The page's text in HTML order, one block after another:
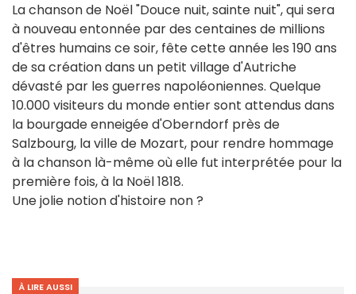
La chanson de Noël "Douce nuit, sainte nuit", qui sera
à nouveau entonnée par des centaines de millions
d'êtres humains ce soir, fête cette année les 190 ans
de sa création dans un petit village d'Autriche
dévasté par les guerres napoléoniennes. Quelque
10.000 visiteurs du monde entier sont attendus dans
la bourgade enneigée d'Oberndorf près de
Salzbourg, la ville de Mozart, pour rendre hommage
à la chanson là-même où elle fut interprétée pour la
première fois, à la Noël 1818.
Une jolie notion d'histoire non ?
À LIRE AUSSI